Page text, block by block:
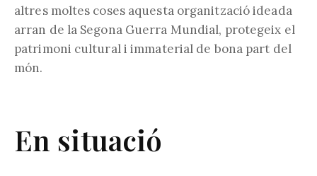
altres moltes coses aquesta organització ideada
arran de la Segona Guerra Mundial, protegeix el
patrimoni cultural i immaterial de bona part del
món.
En situació